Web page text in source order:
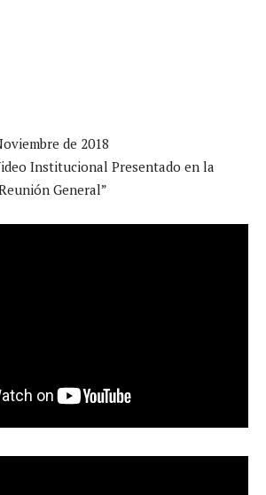
de 2018
Institucional Presentado en la
General”